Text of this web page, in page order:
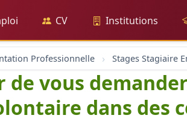
CV Institutions
Professionnelle Stages Stagiaire
de vous
dans des